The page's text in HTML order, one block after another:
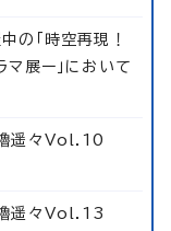
の「時空再現！
展ー」において
櫓遥々Vol.10
櫓遥々Vol.13